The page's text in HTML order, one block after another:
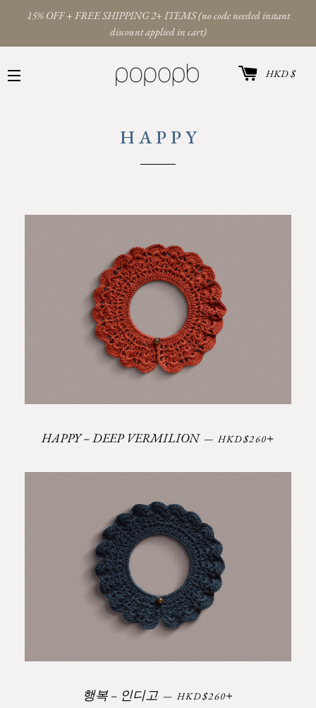
15% OFF + FREE SHIPPING 2+ ITEMS (no code needed instant
discount applied in cart)
통
HKD $
H A P P Y
HAPPY – DEEP VERMILION — 정가
HKD$260
행복 – 인디고 — 정가
HKD$260